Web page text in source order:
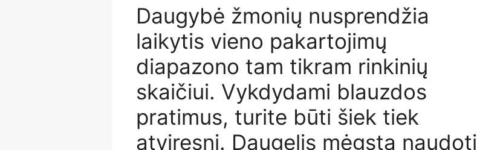
Daugybė žmonių nusprendžia
laikytis vieno pakartojimų
diapazono tam tikram rinkinių
skaičiui. Vykdydami blauzdos
pratimus, turite būti šiek tiek
atviresni. Daugelis mėgsta naudoti